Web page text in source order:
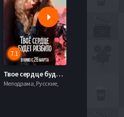
7.1
Твое сердце будет разбито (2026)
Мелодрама, Русские,